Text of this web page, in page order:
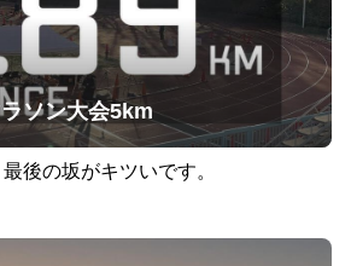
ソン大会5km
後の坂がキツいです。